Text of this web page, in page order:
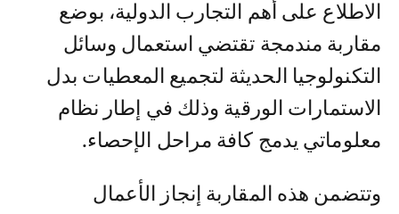
الاطلاع على أهم التجارب الدولية، بوضع
مقاربة مندمجة تقتضي استعمال وسائل
التكنولوجيا الحديثة لتجميع المعطيات بدل
الاستمارات الورقية وذلك في إطار نظام
معلوماتي يدمج كافة مراحل الإحصاء.
وتتضمن هذه المقاربة إنجاز الأعمال